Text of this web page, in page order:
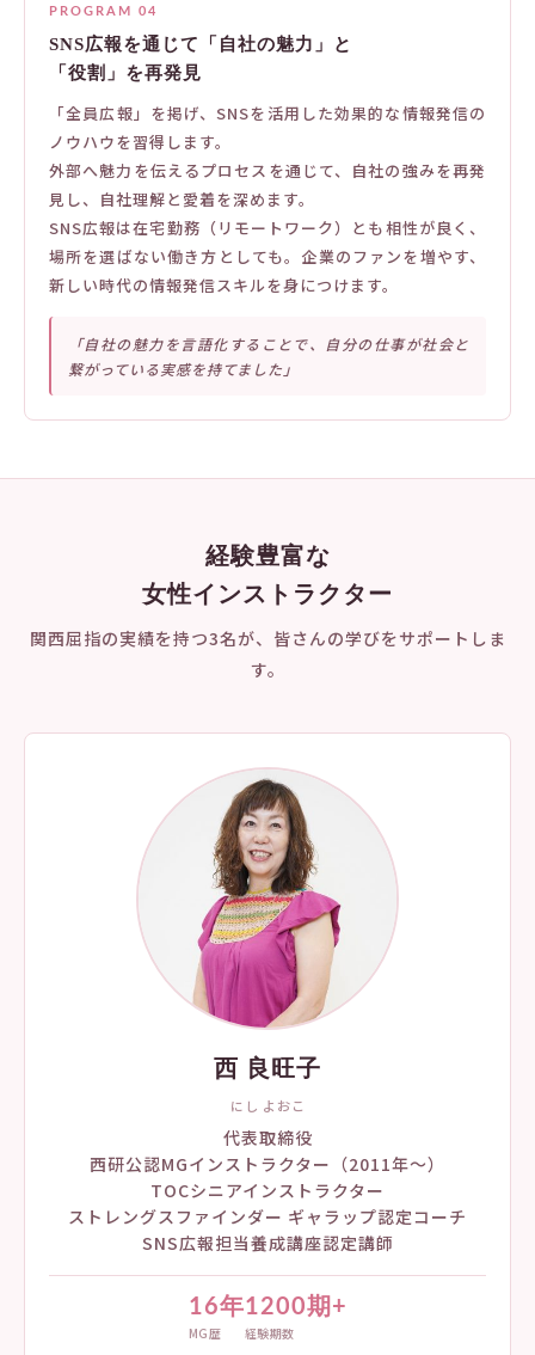
PROGRAM 04
SNS広報を通じて「自社の魅力」と
「役割」を再発見
「全員広報」を掲げ、SNSを活用した効果的な情報発信の
ノウハウを習得します。
外部へ魅力を伝えるプロセスを通じて、自社の強みを再発
見し、自社理解と愛着を深めます。
SNS広報は在宅勤務（リモートワーク）とも相性が良く、
場所を選ばない働き方としても。企業のファンを増やす、
新しい時代の情報発信スキルを身につけます。
「自社の魅力を言語化することで、自分の仕事が社会と
繋がっている実感を持てました」
経験豊富な
女性インストラクター
関西屈指の実績を持つ3名が、皆さんの学びをサポートしま
す。
西 良旺子
にし よおこ
代表取締役
西研公認MGインストラクター（2011年〜）
TOCシニアインストラクター
ストレングスファインダー ギャラップ認定コーチ
SNS広報担当養成講座認定講師
16年
MG歴
1200期+
経験期数